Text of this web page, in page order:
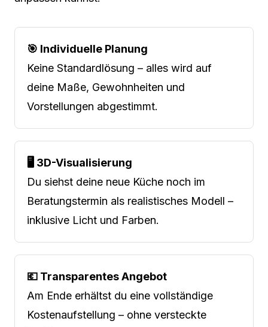
🎯 Individuelle Planung
Keine Standardlösung – alles wird auf
deine Maße, Gewohnheiten und
Vorstellungen abgestimmt.
🖥️ 3D-Visualisierung
Du siehst deine neue Küche noch im
Beratungstermin als realistisches Modell –
inklusive Licht und Farben.
💶 Transparentes Angebot
Am Ende erhältst du eine vollständige
Kostenaufstellung – ohne versteckte